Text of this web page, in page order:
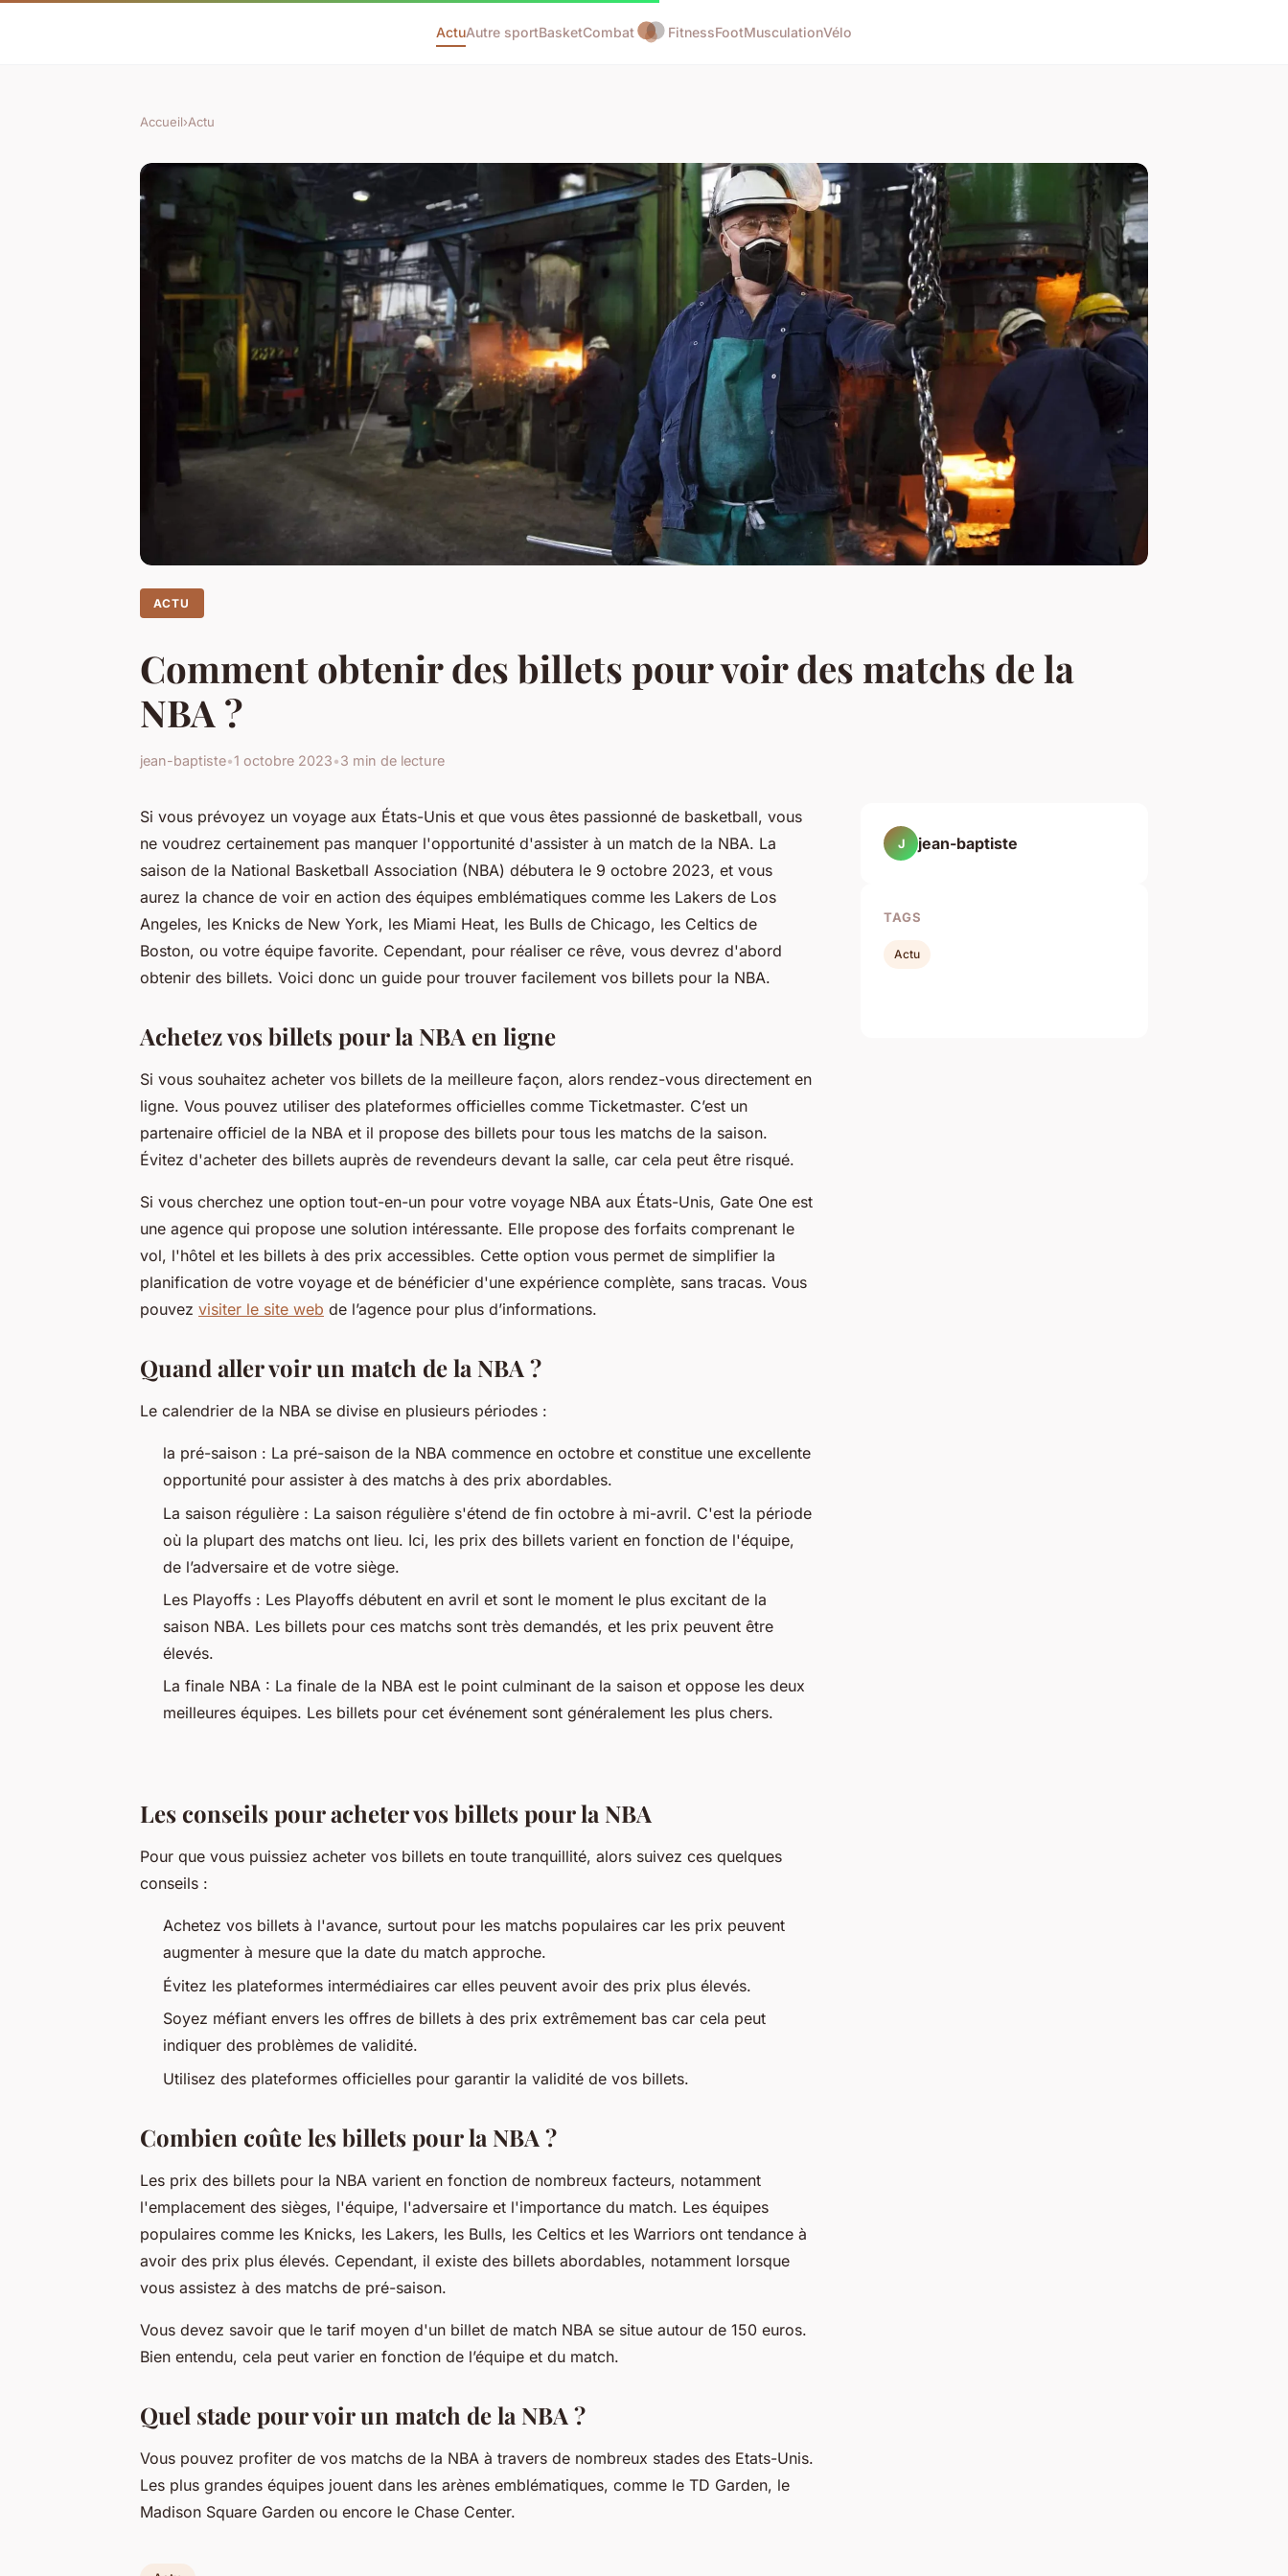
ActuAutre sportBasketCombat FitnessFootMusculationVélo
Accueil›Actu
ACTU
Comment obtenir des billets pour voir des matchs de la
NBA ?
jean-baptiste•1 octobre 2023•3 min de lecture
Si vous prévoyez un voyage aux États-Unis et que vous êtes passionné de basketball, vous
ne voudrez certainement pas manquer l'opportunité d'assister à un match de la NBA. La
saison de la National Basketball Association (NBA) débutera le 9 octobre 2023, et vous
aurez la chance de voir en action des équipes emblématiques comme les Lakers de Los
Angeles, les Knicks de New York, les Miami Heat, les Bulls de Chicago, les Celtics de
Boston, ou votre équipe favorite. Cependant, pour réaliser ce rêve, vous devrez d'abord
obtenir des billets. Voici donc un guide pour trouver facilement vos billets pour la NBA.
Achetez vos billets pour la NBA en ligne
Si vous souhaitez acheter vos billets de la meilleure façon, alors rendez-vous directement en
ligne. Vous pouvez utiliser des plateformes officielles comme Ticketmaster. C’est un
partenaire officiel de la NBA et il propose des billets pour tous les matchs de la saison.
Évitez d'acheter des billets auprès de revendeurs devant la salle, car cela peut être risqué.
Si vous cherchez une option tout-en-un pour votre voyage NBA aux États-Unis, Gate One est
une agence qui propose une solution intéressante. Elle propose des forfaits comprenant le
vol, l'hôtel et les billets à des prix accessibles. Cette option vous permet de simplifier la
planification de votre voyage et de bénéficier d'une expérience complète, sans tracas. Vous
pouvez visiter le site web de l’agence pour plus d’informations.
Quand aller voir un match de la NBA ?
Le calendrier de la NBA se divise en plusieurs périodes :
la pré-saison : La pré-saison de la NBA commence en octobre et constitue une excellente
opportunité pour assister à des matchs à des prix abordables.
La saison régulière : La saison régulière s'étend de fin octobre à mi-avril. C'est la période
où la plupart des matchs ont lieu. Ici, les prix des billets varient en fonction de l'équipe,
de l’adversaire et de votre siège.
Les Playoffs : Les Playoffs débutent en avril et sont le moment le plus excitant de la
saison NBA. Les billets pour ces matchs sont très demandés, et les prix peuvent être
élevés.
La finale NBA : La finale de la NBA est le point culminant de la saison et oppose les deux
meilleures équipes. Les billets pour cet événement sont généralement les plus chers.
Les conseils pour acheter vos billets pour la NBA
Pour que vous puissiez acheter vos billets en toute tranquillité, alors suivez ces quelques
conseils :
Achetez vos billets à l'avance, surtout pour les matchs populaires car les prix peuvent
augmenter à mesure que la date du match approche.
Évitez les plateformes intermédiaires car elles peuvent avoir des prix plus élevés.
Soyez méfiant envers les offres de billets à des prix extrêmement bas car cela peut
indiquer des problèmes de validité.
Utilisez des plateformes officielles pour garantir la validité de vos billets.
Combien coûte les billets pour la NBA ?
Les prix des billets pour la NBA varient en fonction de nombreux facteurs, notamment
l'emplacement des sièges, l'équipe, l'adversaire et l'importance du match. Les équipes
populaires comme les Knicks, les Lakers, les Bulls, les Celtics et les Warriors ont tendance à
avoir des prix plus élevés. Cependant, il existe des billets abordables, notamment lorsque
vous assistez à des matchs de pré-saison.
Vous devez savoir que le tarif moyen d'un billet de match NBA se situe autour de 150 euros.
Bien entendu, cela peut varier en fonction de l’équipe et du match.
Quel stade pour voir un match de la NBA ?
Vous pouvez profiter de vos matchs de la NBA à travers de nombreux stades des Etats-Unis.
Les plus grandes équipes jouent dans les arènes emblématiques, comme le TD Garden, le
Madison Square Garden ou encore le Chase Center.
J jean-baptiste
TAGS
Actu